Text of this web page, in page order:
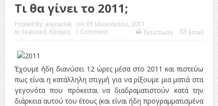
Σπιρτόκουτο: η απόλυτη αντισυμβατική καλοκαιρινή
ταινία
Το νουάρ στον ελληνικό κινηματογράφο
Η Φροντίδα Έχει Πολλές Μορφές: Κι Όλες Σε Αφορούν
Τρία Βήματα Μπροστά για Σένα και την Επιχείρησή σου
Τι θα γίνει το 2011;
Posted By: asynadak on: 01 Ιανουαρίου, 2011
In: featured, Κόσμος 1 Comment Εκτύπωση Email
Έχουμε ήδη διανύσει 12 ώρες μέσα στο 2011 και πιστεύω
πως είναι η κατάλληλη στιγμή για να ρίξουμε μια ματιά στα
γεγονότα που πρόκειται να διαδραματιστούν κατά την
διάρκεια αυτού του έτους (και είναι ήδη προγραμματισμένα